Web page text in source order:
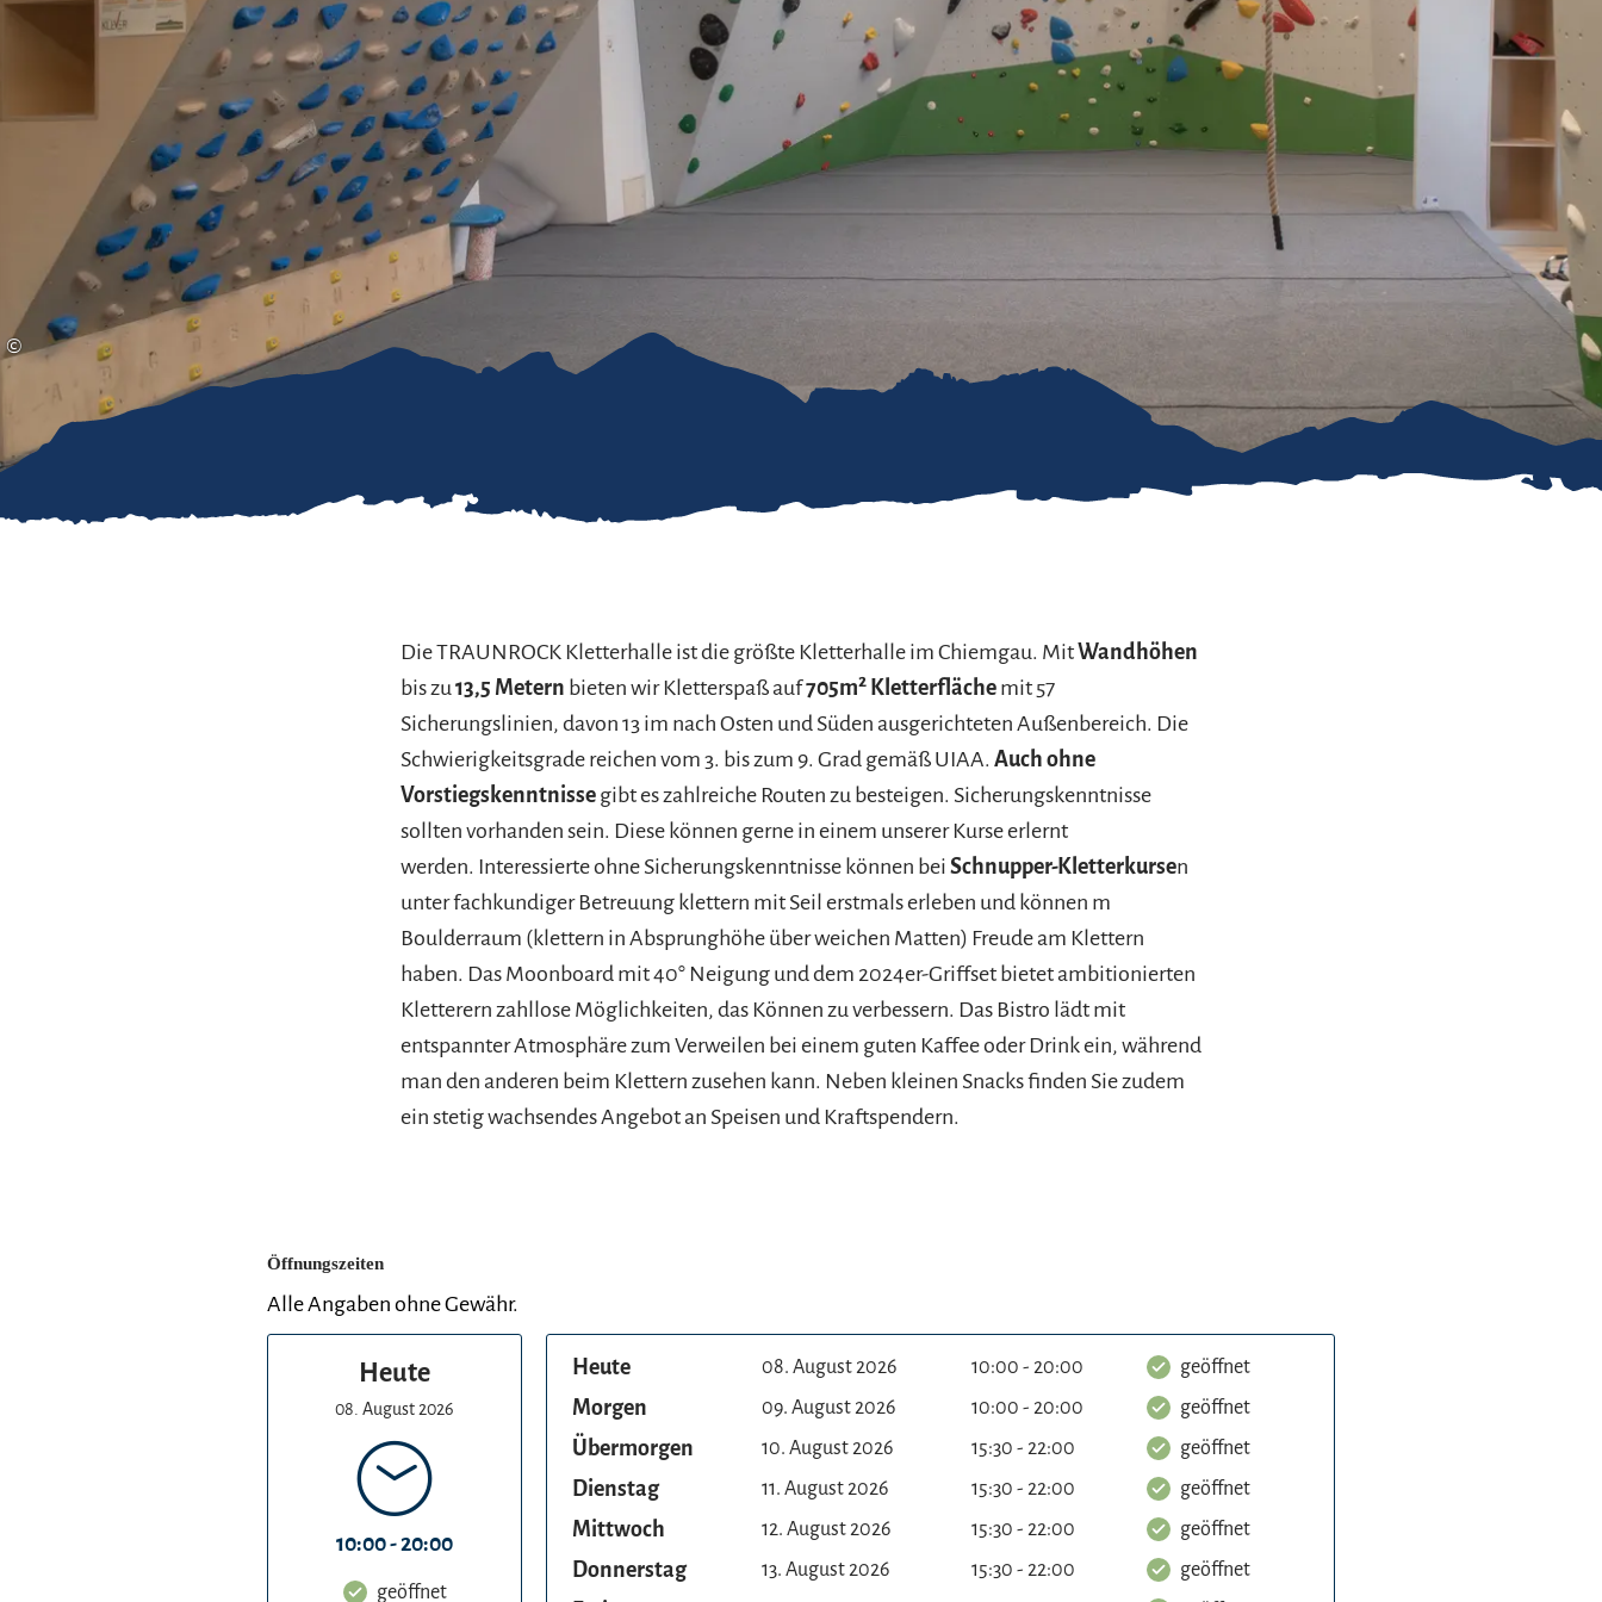
Gleitschirmfliegen &
Luftsport
Interaktive Vollbildkarte
Barrierefreiheit im
Chiemgau
Chiemgau G'schichten
©
Die TRAUNROCK Kletterhalle ist die größte Kletterhalle im Chiemgau. MitWandhöhen
bis zu13,5 Metern bieten wir Kletterspaß auf705m² Kletterfläche mit 57
Sicherungslinien, davon 13 im nach Osten und Süden ausgerichteten Außenbereich. Die
Schwierigkeitsgrade reichen vom 3. bis zum 9. Grad gemäß UIAA. Auch ohne
Vorstiegskenntnisse gibt es zahlreiche Routen zu besteigen. Sicherungskenntnisse
sollten vorhanden sein. Diese können gerne in einem unserer Kurse erlernt
werden. Interessierte ohne Sicherungskenntnisse können bei Schnupper-Kletterkursen
unter fachkundiger Betreuung klettern mit Seil erstmals erleben und können m
Boulderraum (klettern in Absprunghöhe über weichen Matten) Freude am Klettern
haben. Das Moonboard mit 40° Neigung und dem 2024er-Griffset bietet ambitionierten
Kletterern zahllose Möglichkeiten, das Können zu verbessern. Das Bistro lädt mit
entspannter Atmosphäre zum Verweilen bei einem guten Kaffee oder Drink ein, während
man den anderen beim Klettern zusehen kann. Neben kleinen Snacks finden Sie zudem
ein stetig wachsendes Angebot an Speisen und Kraftspendern.
Öffnungszeiten
Alle Angaben ohne Gewähr.
Heute
08. August 2026
10:00 - 20:00
geöffnet
Heute 08. August 2026 10:00 - 20:00 geöffnet
Morgen 09. August 2026 10:00 - 20:00 geöffnet
Übermorgen 10. August 2026 15:30 - 22:00 geöffnet
Dienstag 11. August 2026 15:30 - 22:00 geöffnet
Mittwoch 12. August 2026 15:30 - 22:00 geöffnet
Donnerstag 13. August 2026 15:30 - 22:00 geöffnet